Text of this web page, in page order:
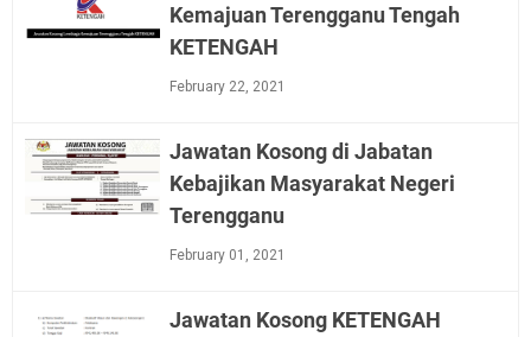
Kemajuan Terengganu Tengah
KETENGAH
February 22, 2021
Jawatan Kosong di Jabatan
Kebajikan Masyarakat Negeri
Terengganu
February 01, 2021
Jawatan Kosong KETENGAH